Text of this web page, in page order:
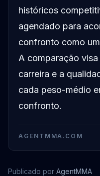
históricos
agendado para
confronto como
A comparação
carreira e a
cada peso-médio
confronto.
AGENTMMA.COM
Publicado por AgentMMA